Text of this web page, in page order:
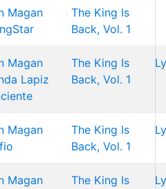
Magan
The King Is
Back, Vol. 1
Magan
Lapiz
The King Is
Back, Vol. 1
Magan
The King Is
Back, Vol. 1
Magan
The King Is